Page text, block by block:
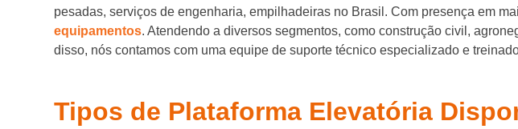
pesadas, serviços de engenharia, empilhadeiras no Brasil. Com presença em
equipamentos. Atendendo a diversos segmentos, como construção civil,
disso, nós contamos com uma equipe de suporte técnico especializado e
Tipos de Plataforma Elevatória